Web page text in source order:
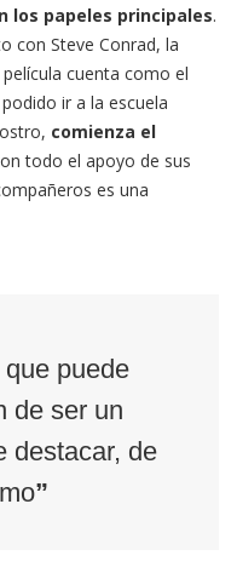
los papeles principales.
con Steve Conrad, la
cuenta como el
ir a la escuela
comienza el
todo el apoyo de sus
es una
puede
de ser un
destacar, de
”